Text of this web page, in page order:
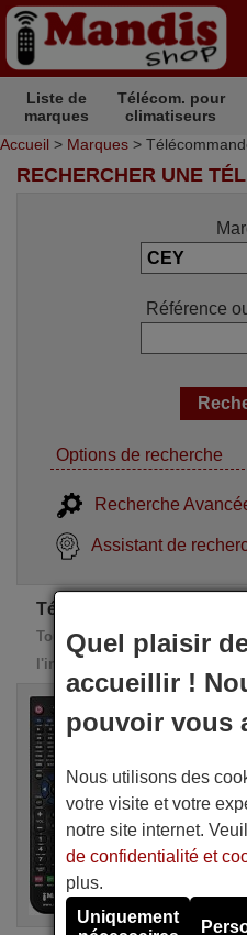
Liste de
marques
Télécom. pour
climatiseurs
Accueil > Marques >
RECHERCHER UNE
Référence
Options de recherche
Recherche
Assistant de
Télécommandes de
Toutes ces télécommandes de
l'intégralité des fonctions de
CEY P 550
20,90 € (TVA incluse)
CEY
Quel plaisir
accueillir !
pouvoir vous
Nous utilisons des
votre visite et votre
notre site internet.
de confidentialité et
plus.
Uniquement